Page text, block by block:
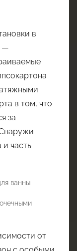
в
—
в том, что
за
и часть
от